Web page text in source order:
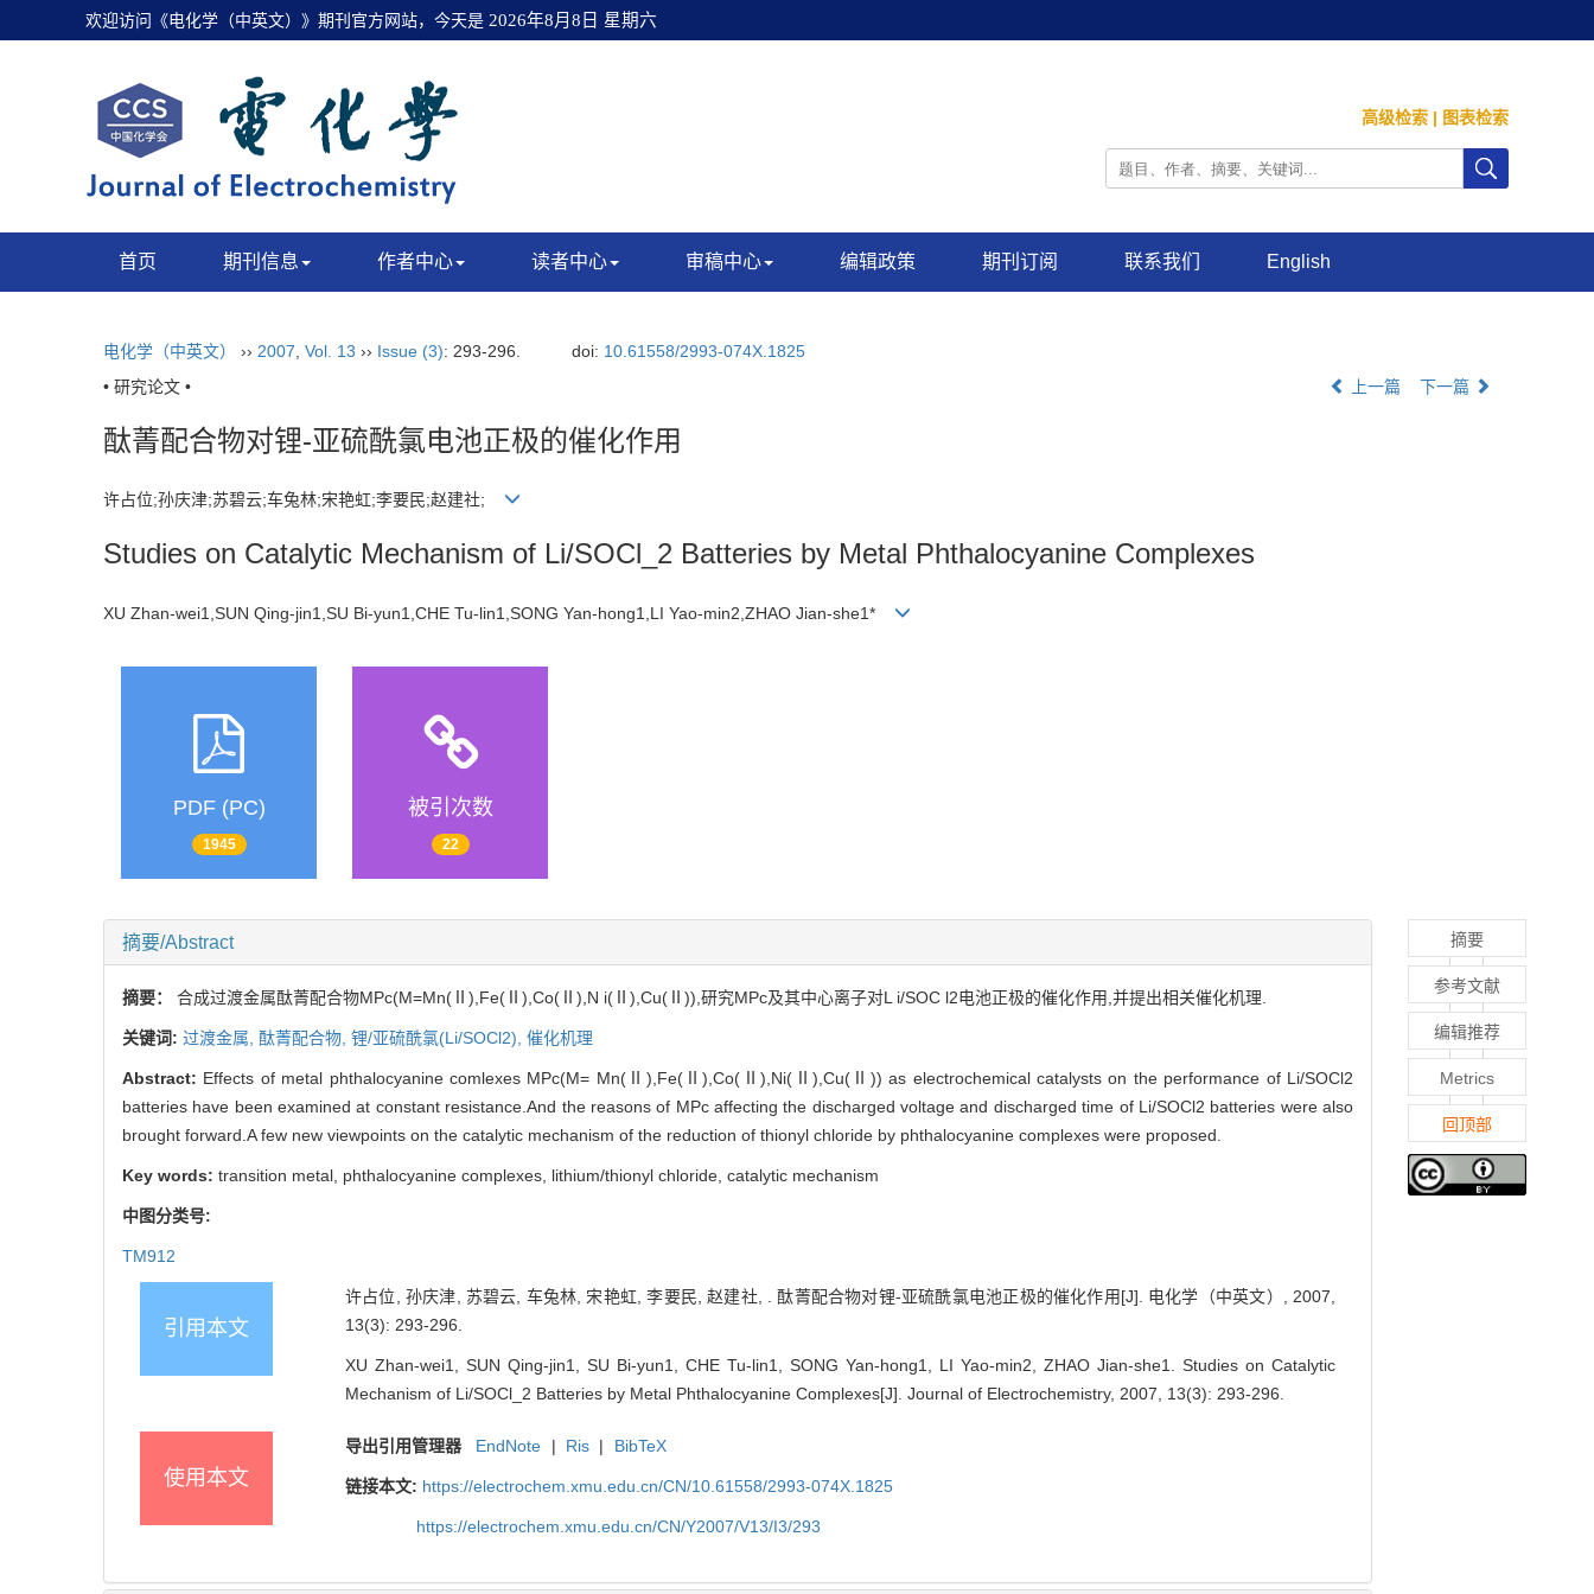
欢迎访问《电化学（中英文）》期刊官方网站，今天是 2026年8月8日 星期六
高级检索 | 图表检索
首页 期刊信息 作者中心 读者中心 审稿中心 编辑政策 期刊订阅 联系我们 English
电化学（中英文） ›› 2007 Vol. 13 ›› Issue (3): 293-296. doi: 10.61558/2993-074X.1825
• 研究论文 •
上一篇 下一篇
酞菁配合物对锂-亚硫酰氯电池正极的催化作用
许占位;孙庆津;苏碧云;车兔林;宋艳虹;李要民;赵建社;
Studies on Catalytic Mechanism of Li/SOCl_2 Batteries by Metal Phthalocyanine Complexes
XU Zhan-wei1,SUN Qing-jin1,SU Bi-yun1,CHE Tu-lin1,SONG Yan-hong1,LI Yao-min2,ZHAO Jian-she1*
PDF (PC)
1945
被引次数
22
摘要/Abstract
摘要： 合成过渡金属酞菁配合物MPc(M=Mn(Ⅱ),Fe(Ⅱ),Co(Ⅱ),N i(Ⅱ),Cu(Ⅱ)),研究MPc及其中心离子对L i/SOC l2电池正极的催化作用,并提出相关催化机理.
关键词: 过渡金属, 酞菁配合物, 锂/亚硫酰氯(Li/SOCl2), 催化机理
Abstract: Effects of metal phthalocyanine comlexes MPc(M= Mn(Ⅱ),Fe(Ⅱ),Co(Ⅱ),Ni(Ⅱ),Cu(Ⅱ)) as electrochemical catalysts on the performance of Li/SOCl2
batteries have been examined at constant resistance.And the reasons of MPc affecting the discharged voltage and discharged time of Li/SOCl2 batteries were also
brought forward.A few new viewpoints on the catalytic mechanism of the reduction of thionyl chloride by phthalocyanine complexes were proposed.
Key words: transition metal, phthalocyanine complexes, lithium/thionyl chloride, catalytic mechanism
中图分类号:
TM912
引用本文
许占位, 孙庆津, 苏碧云, 车兔林, 宋艳虹, 李要民, 赵建社, . 酞菁配合物对锂-亚硫酰氯电池正极的催化作用[J]. 电化学（中英文）, 2007,
13(3): 293-296.
XU Zhan-wei1, SUN Qing-jin1, SU Bi-yun1, CHE Tu-lin1, SONG Yan-hong1, LI Yao-min2, ZHAO Jian-she1. Studies on Catalytic
Mechanism of Li/SOCl_2 Batteries by Metal Phthalocyanine Complexes[J]. Journal of Electrochemistry, 2007, 13(3): 293-296.
使用本文
导出引用管理器 EndNote | Ris | BibTeX
链接本文: https://electrochem.xmu.edu.cn/CN/10.61558/2993-074X.1825
https://electrochem.xmu.edu.cn/CN/Y2007/V13/I3/293
摘要
参考文献
编辑推荐
Metrics
回顶部